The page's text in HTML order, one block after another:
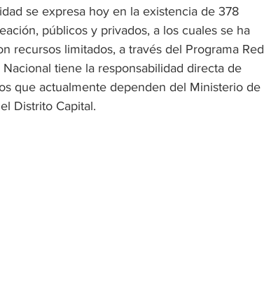
se expresa hoy en la existencia de 378
públicos y privados, a los cuales se ha
recursos limitados, a través del Programa Red
tiene la responsabilidad directa de
que actualmente dependen del Ministerio de
Distrito Capital.